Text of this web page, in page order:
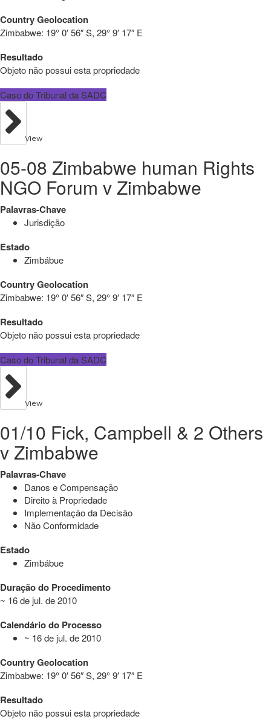
Country Geolocation
Zimbabwe: 19° 0′ 56″ S, 29° 9′ 17″ E
Resultado
Objeto não possui esta propriedade
Caso do Tribunal da SADC
View
05-08 Zimbabwe human Rights
NGO Forum v Zimbabwe
Palavras-Chave
Jurisdição
Estado
Zimbábue
Country Geolocation
Zimbabwe: 19° 0′ 56″ S, 29° 9′ 17″ E
Resultado
Objeto não possui esta propriedade
Caso do Tribunal da SADC
View
01/10 Fick, Campbell & 2 Others
v Zimbabwe
Palavras-Chave
Danos e Compensação
Direito à Propriedade
Implementação da Decisão
Não Conformidade
Estado
Zimbábue
Duração do Procedimento
~ 16 de jul. de 2010
Calendário do Processo
~ 16 de jul. de 2010
Country Geolocation
Zimbabwe: 19° 0′ 56″ S, 29° 9′ 17″ E
Resultado
Objeto não possui esta propriedade